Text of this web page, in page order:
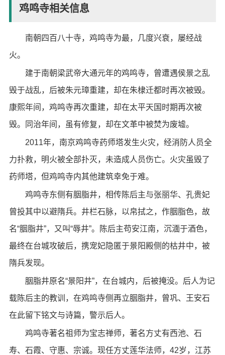
鸡鸣寺相关信息
南朝四百八十寺，鸡鸣寺为最，几度兴衰，屡经战
火。
建于南朝梁武帝大通元年的鸡鸣寺，曾遭遇侯景之乱
毁于战乱，后被朱元璋重建，却在朱棣迁都时再次被毁。
康熙年间，鸡鸣寺再次重建，却在太平天国时期再次被
毁。同治年间，虽有修复，却在文革中被焚为废墟。
2011年，南京鸡鸣寺药师塔发生火灾，经消防人员全
力扑救，明火被全部扑灭，未造成人员伤亡。火灾虽毁了
药师塔，但鸡鸣寺内其他建筑幸免于难。
鸡鸣寺东侧有胭脂井，相传陈后主与张丽华、孔贵妃
曾投其中以避隋兵。井栏石脉，以帛拭之，作胭脂色，故
名“胭脂井”，又叫“辱井”。陈后主苟安江南，沉湎于酒色，
最终在台城攻破后，携宠妃隐匿于景阳殿侧的枯井中，被
隋兵发现。
胭脂井原名“景阳井”，在台城内，后被掩没。后人为记
载陈后主的教训，在鸡鸣寺侧再立胭脂井，曾巩、王安石
在此留下铭文与诗篇，警示后人。
鸡鸣寺著名祖师为宝志禅师，著名方丈有西池、石
寿、石霞、守惠、宗诚。现任方丈莲华法师，42岁，江苏